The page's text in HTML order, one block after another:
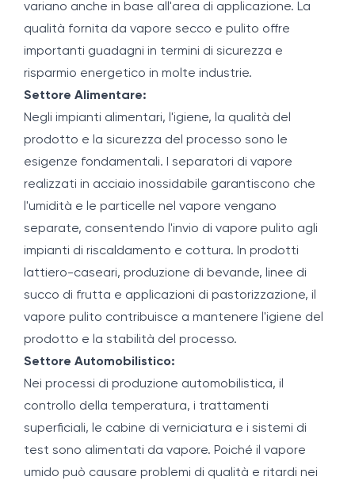
variano anche in base all'area di applicazione. La
qualità fornita da vapore secco e pulito offre
importanti guadagni in termini di sicurezza e
risparmio energetico in molte industrie.
Settore Alimentare:
Negli impianti alimentari, l'igiene, la qualità del
prodotto e la sicurezza del processo sono le
esigenze fondamentali. I separatori di vapore
realizzati in acciaio inossidabile garantiscono che
l'umidità e le particelle nel vapore vengano
separate, consentendo l'invio di vapore pulito agli
impianti di riscaldamento e cottura. In prodotti
lattiero-caseari, produzione di bevande, linee di
succo di frutta e applicazioni di pastorizzazione, il
vapore pulito contribuisce a mantenere l'igiene del
prodotto e la stabilità del processo.
Settore Automobilistico:
Nei processi di produzione automobilistica, il
controllo della temperatura, i trattamenti
superficiali, le cabine di verniciatura e i sistemi di
test sono alimentati da vapore. Poiché il vapore
umido può causare problemi di qualità e ritardi nei